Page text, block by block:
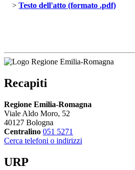
> Testo dell'atto (formato .pdf)
Recapiti
Regione Emilia-Romagna
Viale Aldo Moro, 52
40127 Bologna
Centralino 051 5271
Cerca telefoni o indirizzi
URP